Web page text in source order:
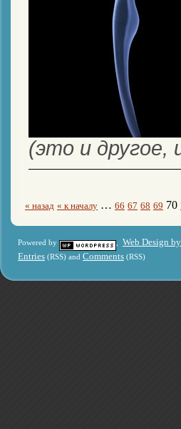
(это и другое,
« назад « к началу … 66 67 68 69 70
Powered by
Web Design
Entries (RSS) and Comments (RSS)